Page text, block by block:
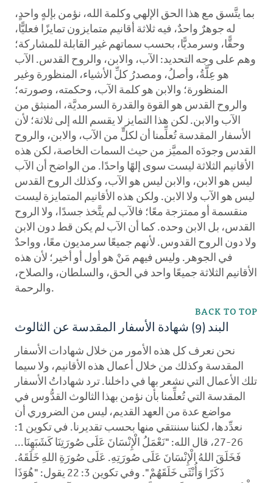
بما يتَّسق مع هذا الحق الإلهي وكلمة الله، نؤمن بإلهٍ واحدٍ،
له جوهرٌ واحدٌ، فيه ثلاثة أقانيم متمايزون تمايزًا فعليًّا،
وحقًّا، وسرمديًّا، بحسب سماتهم غير القابلة للمشاركة؛
وهم على وجه التحديد: الآب، والابن، والروح القدس. الآب
هو عِلَّةُ، وأصلُ، ومصدرُ كلِّ الأشياء، المنظورة وغير
المنظورة؛ والابن هو كلمة الآب، وحكمته، وصورته؛
والروح القدس هو القوة والقدرة السرمديَّة، المنبثق من
الآب والابن. لكن هذا التمايز لا يقسم الله إلى ثلاثة؛ لأن
الأسفار المقدسة تُعلِّمنا أن لكلٍّ من الآب، والابن، والروح
القدس وجودَه المميَّز من حيث السمات الخاصة، لكن هذه
الأقانيم الثلاثة ليست سوى إلهًا واحدًا. من الواضح أن الآب
ليس هو الابن، والابن ليس هو الآب، وكذلك الروح القدس
ليس هو الآب ولا الابن. ولكن هذه الأقانيم المتمايزة ليست
منقسمة أو ممتزجة معًا؛ فالآب لم يتَّخذ جسدًا، ولا الروح
القدس، بل الابن وحده. كما أن الآب لم يكن قط دون الابن
ولا دون الروح القدوس. لأنهم جميعًا سرمديون معًا، وواحدٌ
في الجوهر. وليس فيهم مَنْ هو أول أو أخير؛ لأن هذه
الأقانيم الثلاثة جميعًا واحد في الحق، والسلطان، والصلاح،
والرحمة.
BACK TO TOP
البند (9) شهادة الأسفار المقدسة عن الثالوث
نحن نعرف كل هذه الأمور من خلال شهادات الأسفار
المقدسة وكذلك من خلال أعمال هذه الأقانيم، ولا سيما
تلك الأعمال التي نشعر بها في داخلنا. ترد شهاداتُ الأسفار
المقدسة التي تُعلِّمنا بأن نؤمن بهذا الثالوث القدُّوس في
مواضع عدة من العهد القديم، ليس من الضروري أن
نعدِّدها، لكننا سننتقي منها بحسب تقديرنا. في تكوين 1:
26-27، قال الله: "نَعْمَلُ الْإِنْسَانَ عَلَى صُورَتِنَا كَشَبَهِنَا...
فَخَلَقَ اللهُ الْإِنْسَانَ عَلَى صُورَتِهِ. عَلَى صُورَةِ اللهِ خَلَقَهُ.
ذَكَرًا وَأُنْثَى خَلَقَهُمْ". وفي تكوين 3: 22 يقول: "هُوَذَا